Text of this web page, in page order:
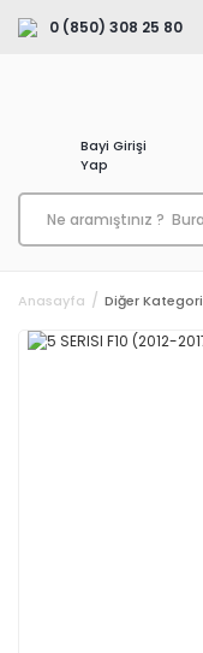
0 (850) 308 25 80
Bayi Girişi
Yap
Anasayfa Diğer Kategori